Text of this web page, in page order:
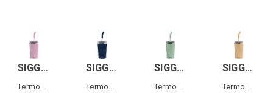
SIGG HELIA TRAVEL MUG Rosa 0,45 L SIGG HELIA TRAVEL MUG Mörkblå 0,45 L SIGG HELIA TRAVEL MUG Grön 0,45 L SIGG HELIA TRAVEL MUG Orange 0,45 L